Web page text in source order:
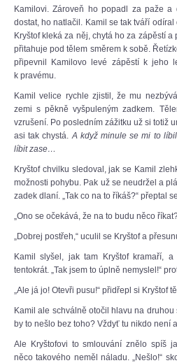
Kamilovi. Zároveň ho popadl za paže
dostat, ho natlačil. Kamil se tak tváří
Kryštof kleká za něj, chytá ho za zápěstí
přitahuje pod tělem směrem k sobě.
připevnil Kamilovo levé zápěstí k jeho
k pravému.
Kamil velice rychle zjistil, že mu
zemi s pěkně vyšpuleným zadkem.
vzrušení. Po posledním zážitku už si totiž
asi tak chystá.A když minule se mi to
líbit zase…
Kryštof chvilku sledoval, jak se Kamil
možnosti pohybu. Pak už se neudržel a
zadek dlaní. „Tak co na to říkáš?“ přeptal
„Ono se očekává, že na to budu něco
„Dobrej postřeh,“ uculil se Kryštof a
Kamil slyšel, jak tam Kryštof kramaří,
tentokrát. „Tak jsem to úplně nemyslel!“
„Ale já jo! Otevři pusu!“ přidřepl si Kryštof
Kamil ale schválně otočil hlavu na druhou
by to nešlo bez toho? Vždyť tu nikdo není
Ale Kryštofovi to smlouvání znělo spíš
něco takového neměl náladu. „Nešlo!“